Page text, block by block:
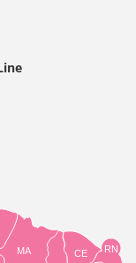
RN
CE
MA